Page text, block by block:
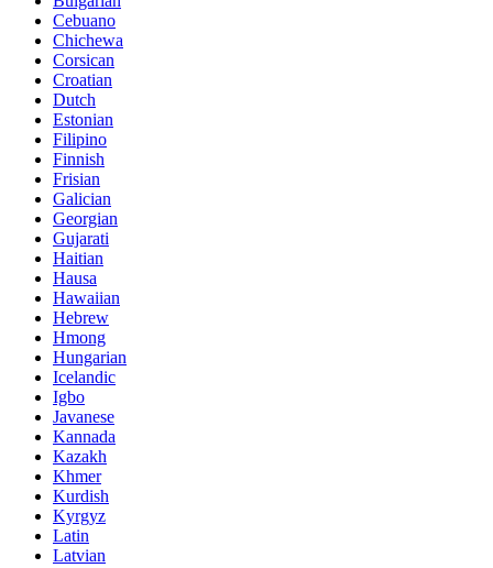
Cebuano
Chichewa
Corsican
Croatian
Dutch
Estonian
Filipino
Finnish
Frisian
Galician
Georgian
Gujarati
Haitian
Hausa
Hawaiian
Hebrew
Hmong
Hungarian
Icelandic
Igbo
Javanese
Kannada
Kazakh
Khmer
Kurdish
Kyrgyz
Latin
Latvian